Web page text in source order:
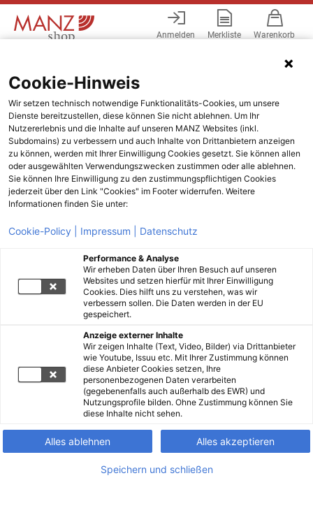
Anmelden Merkliste Warenkorb
Cookie-Hinweis
Wir setzen technisch notwendige Funktionalitäts-Cookies, um unsere
Dienste bereitzustellen, diese können Sie nicht ablehnen. Um Ihr
Nutzererlebnis und die Inhalte auf unseren MANZ Websites (inkl.
Subdomains) zu verbessern und auch Inhalte von Drittanbietern anzeigen
zu können, werden mit Ihrer Einwilligung Cookies gesetzt. Sie können allen
oder ausgewählten Verwendungszwecken zustimmen oder alle ablehnen.
Sie können Ihre Einwilligung zu den zustimmungspflichtigen Cookies
jederzeit über den Link "Cookies" im Footer widerrufen. Weitere
Informationen finden Sie unter:
Cookie-Policy | Impressum | Datenschutz
Performance & Analyse
Wir erheben Daten über Ihren Besuch auf unseren
Websites und setzen hierfür mit Ihrer Einwilligung
Cookies. Dies hilft uns zu verstehen, was wir
verbessern sollen. Die Daten werden in der EU
gespeichert.
Anzeige externer Inhalte
Wir zeigen Inhalte (Text, Video, Bilder) via Drittanbieter
wie Youtube, Issuu etc. Mit Ihrer Zustimmung können
diese Anbieter Cookies setzen, Ihre
personenbezogenen Daten verarbeiten
(gegebenenfalls auch außerhalb des EWR) und
Nutzungsprofile bilden. Ohne Zustimmung können Sie
diese Inhalte nicht sehen.
Alles ablehnen Alles akzeptieren
Speichern und schließen